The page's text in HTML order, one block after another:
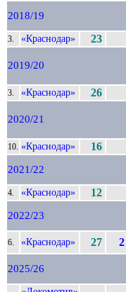
2018/19
3. «Краснодар» 23
2019/20
3. «Краснодар» 26
2020/21
10. «Краснодар» 16
2021/22
4. «Краснодар» 12
2022/23
6. «Краснодар» 27 2
2025/26